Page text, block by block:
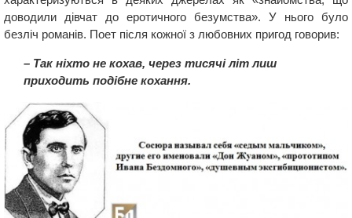
доводили дівчат до еротичного безумства». У нього було
безліч романів. Поет після кожної з любовних пригод говорив:
– Так ніхто не кохав, через тисячі літ лиш
приходить подібне кохання.